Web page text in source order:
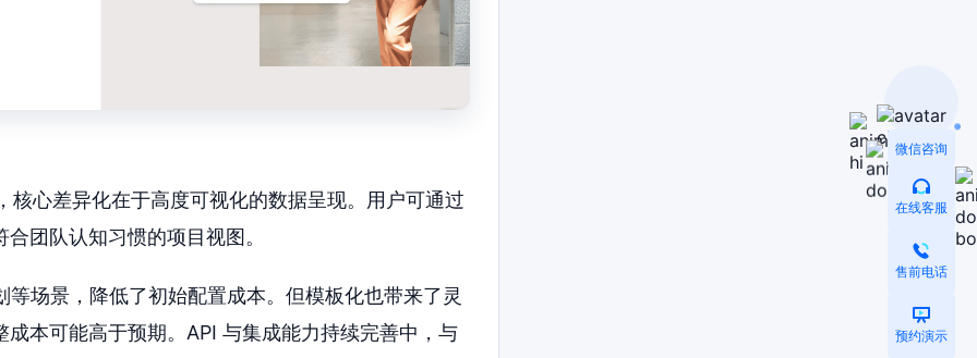
心差异化在于高度可视化的数据呈现。用户可通过
团队认知习惯的项目视图。
场景，降低了初始配置成本。但模板化也带来了灵
本可能高于预期。API 与集成能力持续完善中，与
微信咨询
在线客服
售前电话
预约演示